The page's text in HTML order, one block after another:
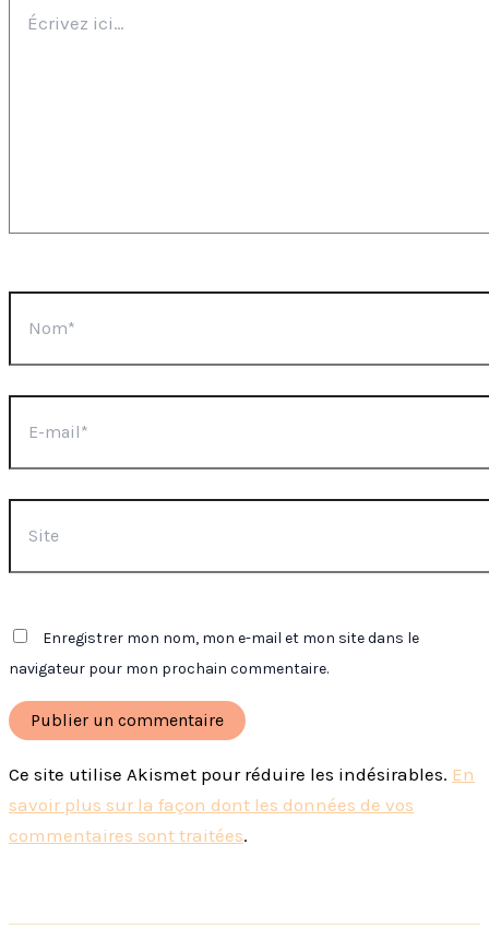
ici…
mail*
Enregistrer mon nom, mon e-mail et mon site dans le
navigateur pour mon prochain commentaire.
Ce site utilise Akismet pour réduire les indésirables. En
savoir plus sur la façon dont les données de vos
commentaires sont traitées.